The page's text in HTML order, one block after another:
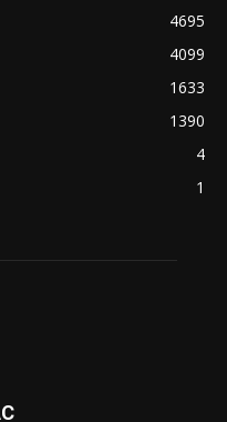
4695
4099
1633
1390
4
1